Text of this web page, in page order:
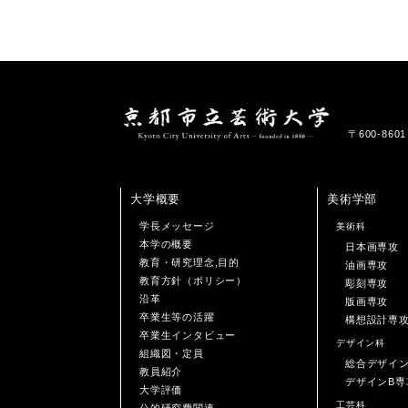
〒600-
大学概要
学長メッセージ
本学の概要
教育・研究理念,目的
教育方針（ポリシー）
沿革
卒業生等の活躍
卒業生インタビュー
組織図・定員
教員紹介
大学評価
美術学部
美術科
日本画専攻
油画専攻
彫刻専攻
版画専攻
構想設計専
デザイン科
総合デザイ
デザインB専
工芸科